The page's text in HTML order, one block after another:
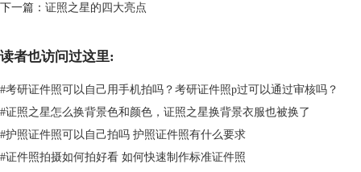
图-2 将图片添加到轨道上
第三步：对照片素材进行倾斜矫正，首先点击“倾斜矫正”。
1，最简单的办法是直接点击“倾斜矫正”，再选择“自动倾斜矫正”，软
件会根据算法将照片中的人像矫正。
下一篇： 证照之星的四大亮点
读者也访问过这里:
#考研证件照可以自己用手机拍吗？考研证件照p过可以通过审核吗？
#证照之星怎么换背景色和颜色，证照之星换背景衣服也被换了
#护照证件照可以自己拍吗 护照证件照有什么要求
#证件照拍摄如何拍好看 如何快速制作标准证件照